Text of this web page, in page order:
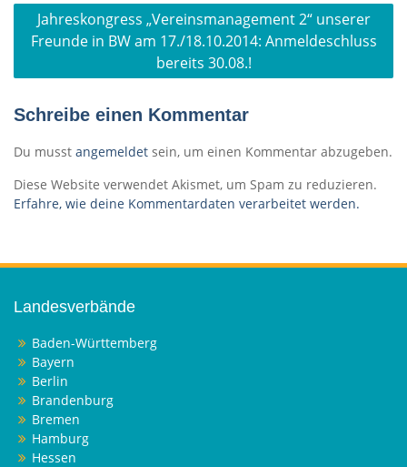
Jahreskongress „Vereinsmanagement 2“ unserer
Freunde in BW am 17./18.10.2014: Anmeldeschluss
bereits 30.08.!
Schreibe einen Kommentar
Du musst angemeldet sein, um einen Kommentar abzugeben.
Diese Website verwendet Akismet, um Spam zu reduzieren.
Erfahre, wie deine Kommentardaten verarbeitet werden.
Landesverbände
Baden-Württemberg
Bayern
Berlin
Brandenburg
Bremen
Hamburg
Hessen